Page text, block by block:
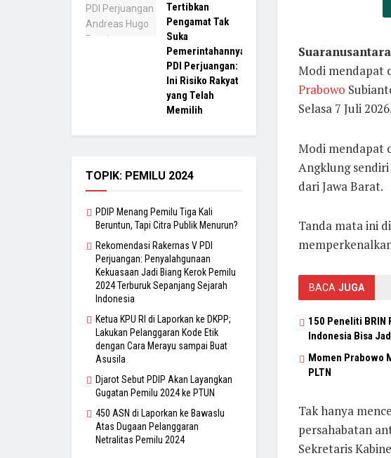
Modi mendapat
Prabowo
Selasa 7 Juli 2026.
Modi mendapat
Angklung
dari Jawa Barat.
Tanda mata ini
BACA JUGA
150 Peneliti BRIN
Indonesia Bisa
Momen Prabowo
PLTN
Tak hanya
persahabatan
Sekretaris
Tertibkan
Pengamat Tak
Suka
Pemerintahannya,
PDI Perjuangan:
Ini Risiko Rakyat
yang Telah
Memilih
TOPIK: PEMILU 2024
PDIP Menang Pemilu Tiga Kali
Beruntun, Tapi Citra Publik Menurun?
Rekomendasi Rakernas V PDI
Perjuangan: Penyalahgunaan
Kekuasaan Jadi Biang Kerok Pemilu
2024 Terburuk Sepanjang Sejarah
Indonesia
Ketua KPU RI di Laporkan ke DKPP;
Lakukan Pelanggaran Kode Etik
dengan Cara Merayu sampai Buat
Asusila
Djarot Sebut PDIP Akan Layangkan
Gugatan Pemilu 2024 ke PTUN
450 ASN di Laporkan ke Bawaslu
Atas Dugaan Pelanggaran
Netralitas Pemilu 2024